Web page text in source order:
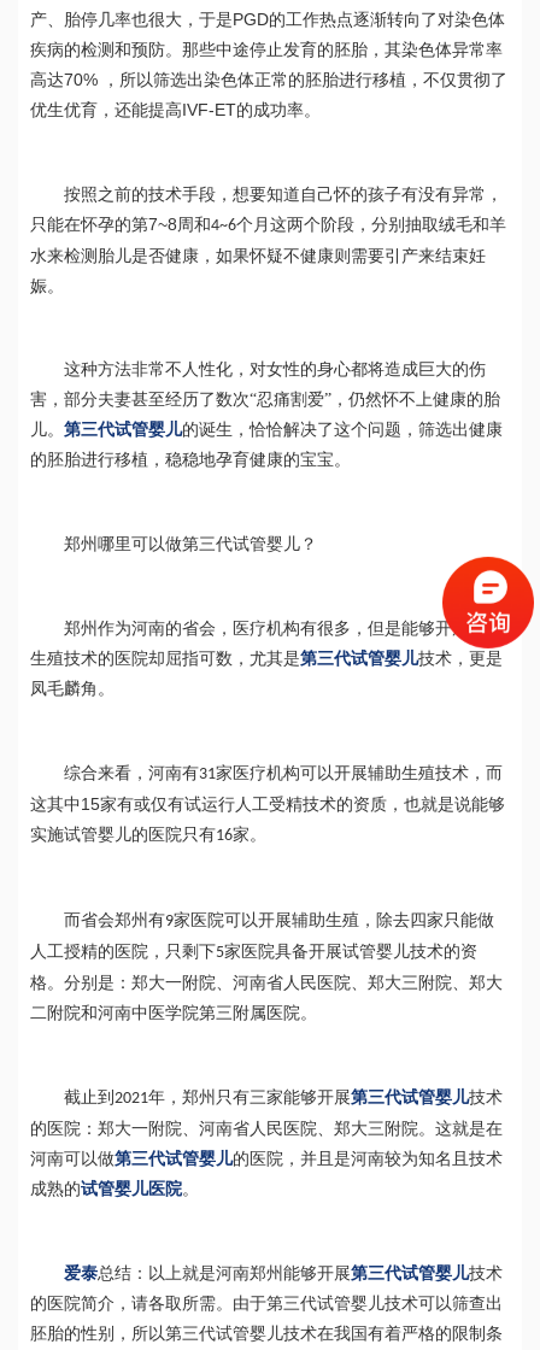
产、胎停几率也很大，于是PGD的工作热点逐渐转向了对染色体
疾病的检测和预防。那些中途停止发育的胚胎，其染色体异常率
高达70%
，所以筛选出染色体正常的胚胎进行移植，不仅贯彻了
优生优育，还能提高IVF-ET的成功率。
按照之前的技术手段，想要知道自己怀的孩子有没有异常，
只能在怀孕的第7~8周和4~6个月这两个阶段，分别抽取绒毛和羊
水来检测胎儿是否健康，如果怀疑不健康则需要引产来结束妊
娠。
这种方法非常不人性化，对女性的身心都将造成巨大的伤
害，部分夫妻甚至经历了数次“忍痛割爱”，仍然怀不上健康的胎
儿。 第三代试管婴儿的诞生，恰恰解决了这个问题，筛选出健康
的胚胎进行移植，稳稳地孕育健康的宝宝。
郑州哪里可以做第三代试管婴儿？
郑州作为河南的省会，医疗机构有很多，但是能够开展辅助
生殖技术的医院却屈指可数，尤其是第三代试管婴儿技术，更是
凤毛麟角。
综合来看，河南有31家医疗机构可以开展辅助生殖技术，而
这其中 15家有或仅有试运行人工受精技术的资质，也就是说能够
实施试管婴儿的医院只有16家。
而省会郑州有9家医院可以开展辅助生殖，除去四家只能做
人工授精的医院，只剩下5家医院具备开展试管婴儿技术的资
格。分别是：郑大一附院、河南省人民医院、郑大三附院、郑大
二附院和河南中医学院第三附属医院。
截止到 2021年，郑州只有三家能够开展第三代试管婴儿技术
的医院：郑大一附院、河南省人民医院、郑大三附院。这就是在
河南可以做第三代试管婴儿的医院，并且是河南较为知名且技术
成熟的试管婴儿医院。
爱泰总结：以上就是河南郑州能够开展第三代试管婴儿技术
的医院简介，请各取所需。由于第三代试管婴儿技术可以筛查出
胚胎的性别，所以第三代试管婴儿技术在我国有着严格的限制条